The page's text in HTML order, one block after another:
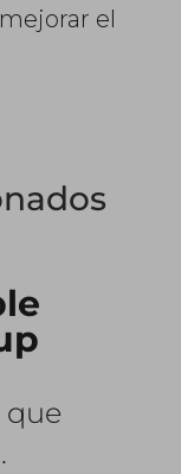
el
que